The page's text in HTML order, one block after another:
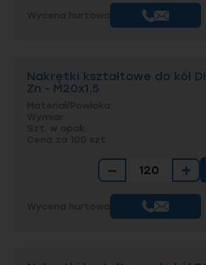
Nakrętki kształtowe do kół
Zn - M20x1,5
− +